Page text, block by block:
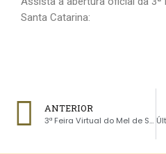
Santa Catarina:
ANTERIOR
3ª Feira Virtual do Mel de Santa Catarina acontece em setembro